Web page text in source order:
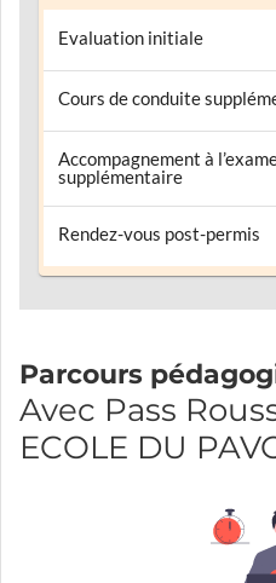
Evaluation initiale
Cours de conduite
Accompagnement à
supplémentaire
Rendez-vous post-permis
Parcours
Avec Pass
ECOLE DU